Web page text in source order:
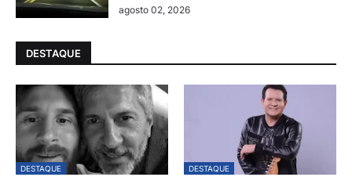
agosto 02, 2026
DESTAQUE
DESTAQUE DESTAQUE